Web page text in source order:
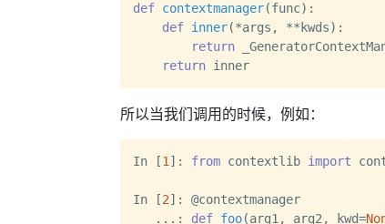
def contextmanager(func):
def inner(*args, **kwds):
return
return
所以当我们调用的时候，例如：
In [1 ]: from contextlib import
In [2]: @contextmanager
   ...:
def foo(arg1, arg2, kwd=